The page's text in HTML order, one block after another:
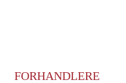
FORHANDLERE